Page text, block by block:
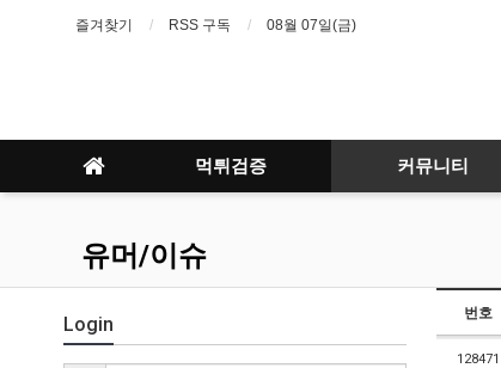
즐겨찾기 RSS 구독 08월 07일(금)
먹튀검증 커뮤니티
유머/이슈
번호
128471
Login